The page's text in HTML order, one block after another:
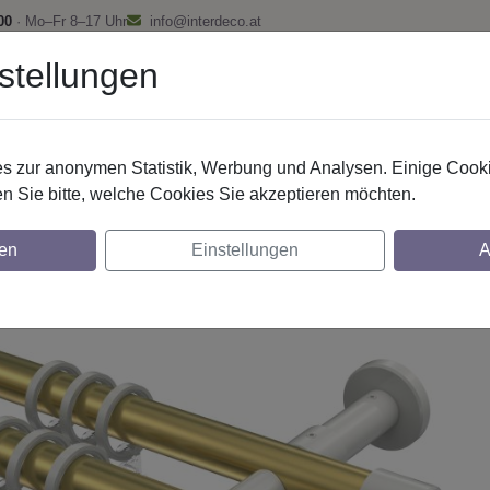
· Mo–Fr 8–17 Uhr info@interdeco.at
Gardinenstangen Metall
aus Metall in 20 mm Ø, 2-
zur anonymen Statistik, Werbung und Analysen. Einige
Sie bitte, welche Cookies Sie akzeptieren möchten.
Einstellungen